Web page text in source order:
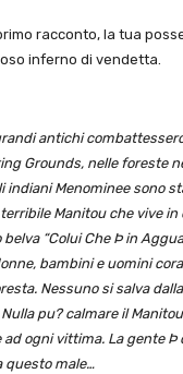
racconto, la tua
inferno di vendetta.
antichi
Grounds, nelle foreste
indiani Menominee sono
terribile Manitou che vive
“Colui Che Þ in
bambini e uomini
Nessuno si salva
pu? calmare il
ogni vittima. La gente Þ
questo male…